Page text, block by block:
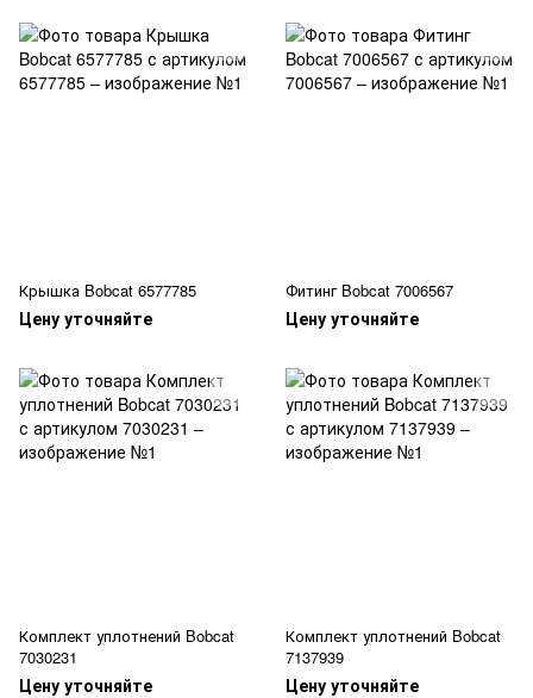
Крышка Bobcat 6577785
Цену уточняйте
Фитинг Bobcat 7006567
Цену уточняйте
Комплект уплотнений Bobcat
7030231
Цену уточняйте
Комплект уплотнений Bobcat
7137939
Цену уточняйте